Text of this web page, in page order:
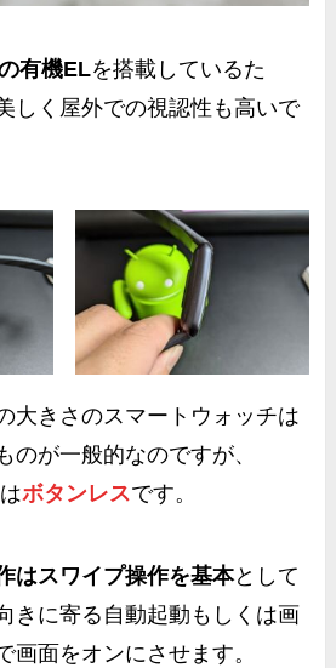
有機ELを搭載しているた
しく屋外での視認性も高いで
大きさのスマートウォッチは
のが一般的なのですが、
ボタンレスです。
はスワイプ操作を基本として
きに寄る自動起動もしくは画
画面をオンにさせます。